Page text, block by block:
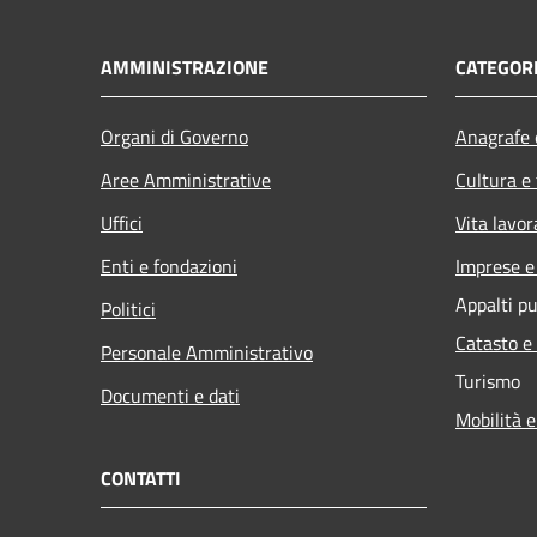
AMMINISTRAZIONE
Organi di Governo
Aree Amministrative
Uffici
Enti e fondazioni
Politici
Personale Amministrativo
Documenti e dati
Cultura
Vita
Imprese
Appalti
Catasto
Turismo
Mobilità
CONTATTI